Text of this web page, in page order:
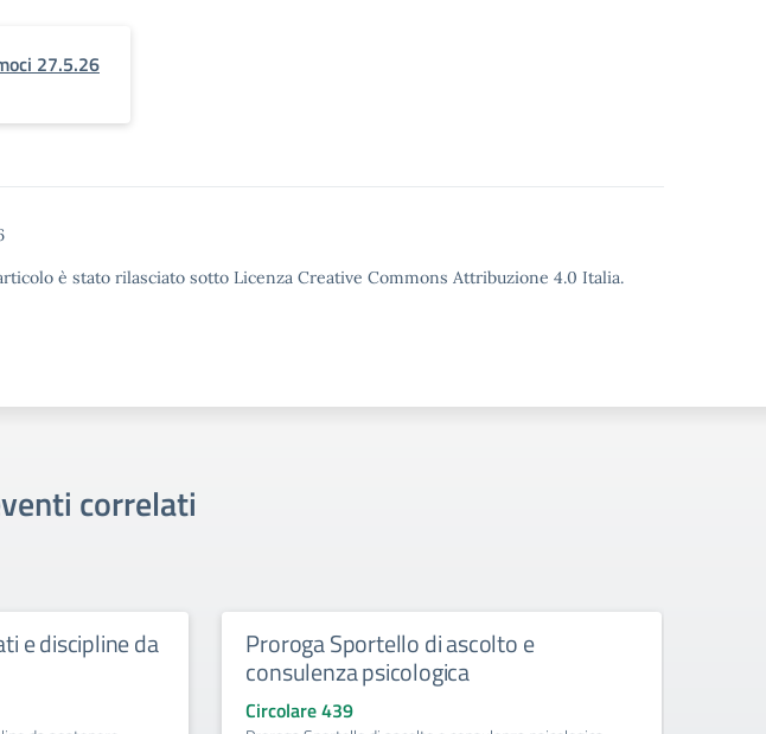
27.5.26
è stato rilasciato sotto Licenza Creative Commons Attribuzione 4.0 Italia.
correlati
e discipline da Proroga Sportello di ascolto e
consulenza psicologica
Circolare 439